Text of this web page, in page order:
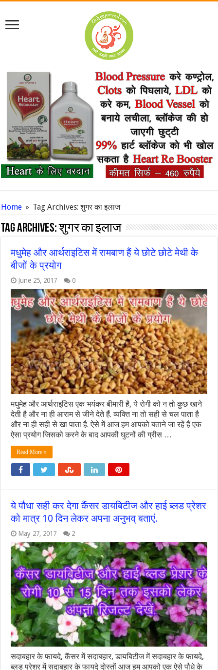
Home » Tag Archives: शुगर का इलाज
Tag Archives:शुगर का इलाज
मधुमेह और आर्थराइटिस में रामबाण हैं ये छोटे छोटे मेथी के
बीजों के प्रयोग
June 25, 2017 0
मधुमेह और आर्थराइटिस एक भयंकर बीमारी है, ये रोगी को न तो कुछ खाने
देती है और ना ही आराम से जीने देते हैं. व्यक्ति ना तो सही से चल पाता है
और ना ही सही से खा पाता है. ऐसे में आज हम आपको बताने जा रहें हैं एक
ऐसा प्रयोग जिसको करने के बाद आपकी घुटनों की ग्रीस …
Read More »
ये पौधा सही कर देगा कैंसर डायबिटीज और हाई ब्लड प्रेशर
को मात्र 10 दिन लेकर अपना अनुभव् बताएं.
May 27, 2017 2
सदाबहार के फायदे, कैंसर में सदाबहार, डायबिटीज में सदाबहार के फायदे,
ब्लड प्रेशर में सदाबहार के फायदे दोस्तों आज हम आपको एक ऐसे पौधे के